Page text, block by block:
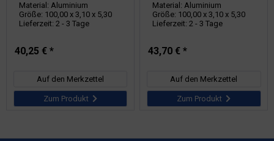
Material: Aluminium
Größe: 100,00 x 3,10 x 5,30
Lieferzeit: 2 - 3 Tage
40,25 € *
Auf den Merkzettel
Zum Produkt
Material: Aluminium
Größe: 100,00 x 3,10 x 5,30
Lieferzeit: 2 - 3 Tage
43,70 € *
Auf den Merkzettel
Zum Produkt